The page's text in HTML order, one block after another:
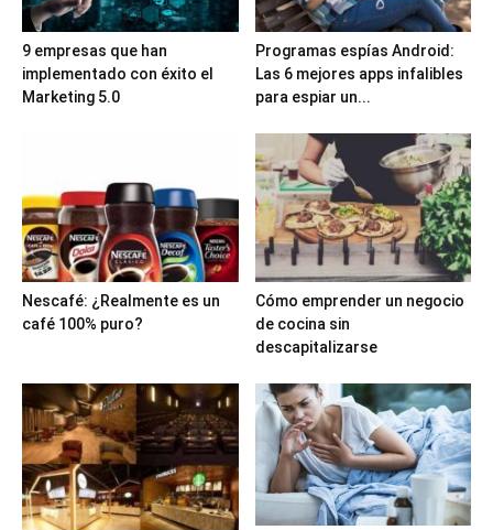
9 empresas que han
implementado con éxito el
Marketing 5.0
Programas espías Android:
Las 6 mejores apps infalibles
para espiar un...
Nescafé: ¿Realmente es un
café 100% puro?
Cómo emprender un negocio
de cocina sin
descapitalizarse